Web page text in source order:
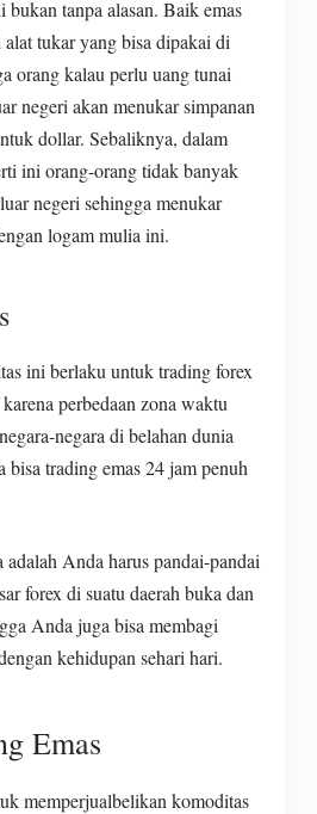
tanpa alasan. Baik emas
tukar yang bisa dipakai di
orang kalau perlu uang tunai
negeri akan menukar simpanan
dollar. Sebaliknya, dalam
ini orang-orang tidak banyak
negeri sehingga menukar
logam mulia ini.
ini berlaku untuk trading forex
perbedaan zona waktu
negara di belahan dunia
trading emas 24 jam penuh
Anda harus pandai-pandai
forex di suatu daerah buka dan
Anda juga bisa membagi
kehidupan sehari hari.
Emas
memperjualbelikan komoditas